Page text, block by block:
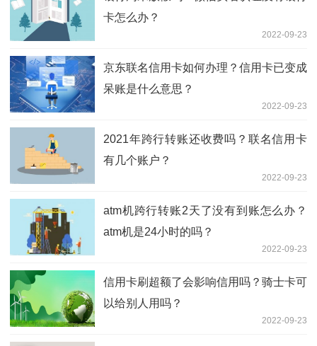
卡怎么办？
2022-09-23
京东联名信用卡如何办理？信用卡已变成
呆账是什么意思？
2022-09-23
2021年跨行转账还收费吗？联名信用卡
有几个账户？
2022-09-23
atm机跨行转账2天了没有到账怎么办？
atm机是24小时的吗？
2022-09-23
信用卡刷超额了会影响信用吗？骑士卡可
以给别人用吗？
2022-09-23